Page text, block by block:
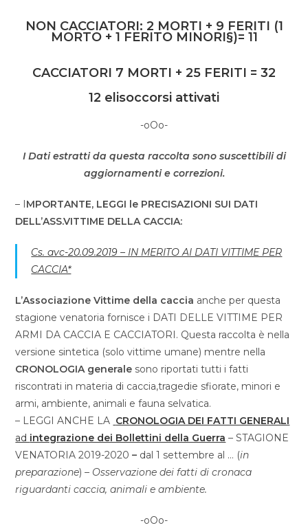
NON CACCIATORI: 2 MORTI + 9 FERITI (1
MORTO + 1 FERITO MINORI§)= 11
CACCIATORI 7 MORTI + 25 FERITI = 32
12 elisoccorsi attivati
-oOo-
I Dati estratti da questa raccolta sono suscettibili di
aggiornamenti e correzioni.
– IMPORTANTE, LEGGI le PRECISAZIONI SUI DATI
DELL’ASS.VITTIME DELLA CACCIA:
Cs. avc-20.09.2019 – IN MERITO AI DATI VITTIME PER
CACCIA*
L’Associazione Vittime della caccia anche per questa
stagione venatoria fornisce i DATI DELLE VITTIME PER
ARMI DA CACCIA E CACCIATORI. Questa raccolta è nella
versione sintetica (solo vittime umane) mentre nella
CRONOLOGIA generale sono riportati tutti i fatti
riscontrati in materia di caccia,tragedie sfiorate, minori e
armi, ambiente, animali e fauna selvatica.
– LEGGI ANCHE LA CRONOLOGIA DEI FATTI GENERALI
ad integrazione dei Bollettini della Guerra – STAGIONE
VENATORIA 2019-2020 – dal 1 settembre al … (in
preparazione) – Osservazione dei fatti di cronaca
riguardanti caccia, animali e ambiente.
-oOo-